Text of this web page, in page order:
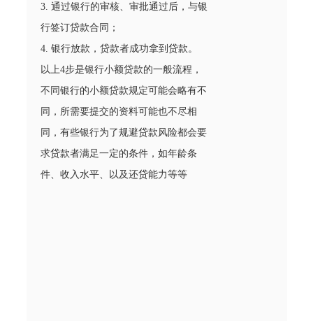
3. 通过银行的审核、审批通过后，与银
行签订贷款合同；
4. 银行放款，贷款者成功拿到贷款。
以上4步是银行小额贷款的一般流程，
不同银行的小额贷款规定可能会略有不
同，所需要提交的资料可能也不尽相
同，有些银行为了规避贷款风险都会要
求贷款者满足一定的条件，如年龄条
件、收入水平、以及还贷能力等等